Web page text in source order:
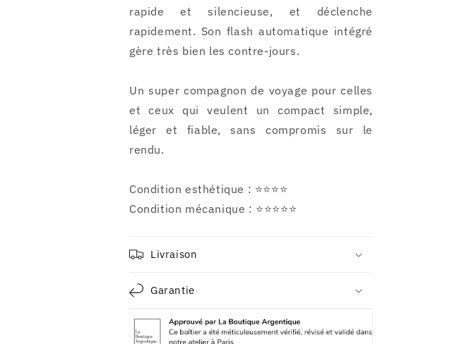
rapide et silencieuse, et déclenche
rapidement. Son flash automatique intégré
gère très bien les contre-jours.
Un super compagnon de voyage pour celles
et ceux qui veulent un compact simple,
léger et fiable, sans compromis sur le
rendu.
Condition esthétique : ⭐⭐⭐⭐
Condition mécanique : ⭐⭐⭐⭐⭐
Livraison
Garantie